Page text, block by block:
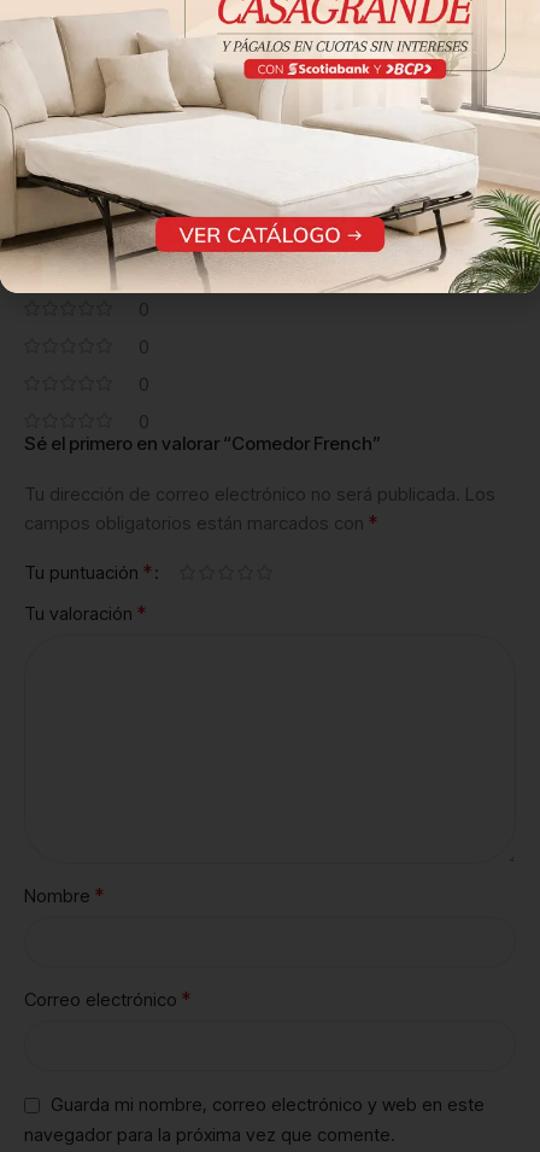
Reseña de clientes
0 reseñas
0
0
0
0
0
Sé el primero en valorar “Comedor French”
Tu dirección de correo electrónico no será publicada. Los
campos obligatorios están marcados con *
Tu puntuación *
Tu valoración *
Nombre *
Correo electrónico *
Guarda mi nombre, correo electrónico y web en este
navegador para la próxima vez que comente.